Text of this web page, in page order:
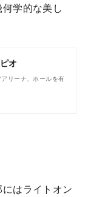
学的な美し
オ
リーナ、ホールを有
はライトオン